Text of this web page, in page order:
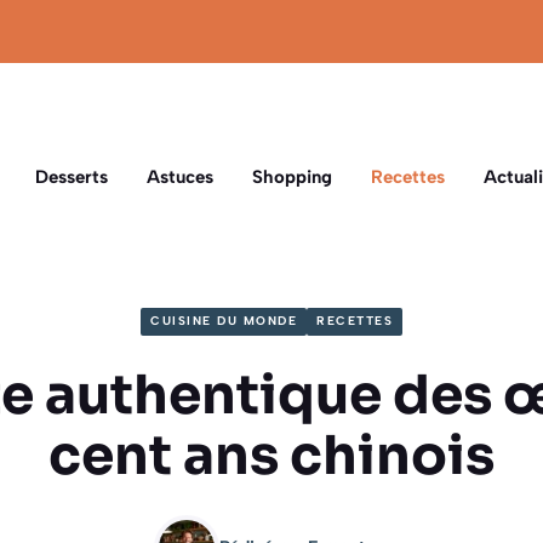
Desserts Astuces Shopping Recettes
CUISINE DU MONDE RECETTES
authentique des
cent ans chinois